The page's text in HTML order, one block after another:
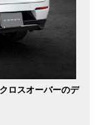
ロスオーバーのデ